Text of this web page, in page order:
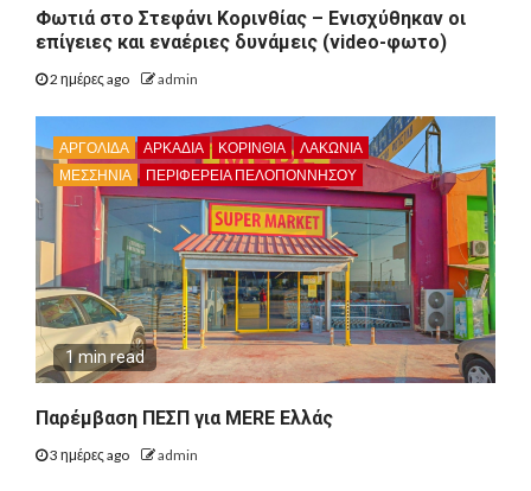
Φωτιά στο Στεφάνι Κορινθίας – Ενισχύθηκαν οι
επίγειες και εναέριες δυνάμεις (video-φωτο)
2 ημέρες ago admin
ΑΡΓΟΛΙΔΑ ΑΡΚΑΔΊΑ ΚΟΡΙΝΘΊΑ
ΛΑΚΩΝΙΑ
ΜΕΣΣΗΝΙΑ
ΠΕΡΙΦΈΡΕΙΑ ΠΕΛΟΠΟΝΝΉΣΟΥ
1 min read
Παρέμβαση ΠΕΣΠ για MERE Ελλάς
3 ημέρες ago admin